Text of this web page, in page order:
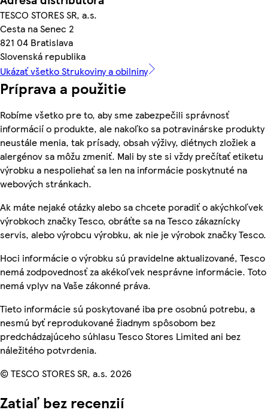
TESCO STORES SR, a.s.
Cesta na Senec 2
821 04 Bratislava
Slovenská republika
Ukázať všetko Strukoviny a obilniny
Príprava a použitie
Robíme všetko pre to, aby sme zabezpečili správnosť
informácií o produkte, ale nakoľko sa potravinárske produkty
neustále menia, tak prísady, obsah výživy, diétnych zložiek a
alergénov sa môžu zmeniť. Mali by ste si vždy prečítať etiketu
výrobku a nespoliehať sa len na informácie poskytnuté na
webových stránkach.
Ak máte nejaké otázky alebo sa chcete poradiť o akýchkoľvek
výrobkoch značky Tesco, obráťte sa na Tesco zákaznícky
servis, alebo výrobcu výrobku, ak nie je výrobok značky Tesco.
Hoci informácie o výrobku sú pravidelne aktualizované, Tesco
nemá zodpovednosť za akékoľvek nesprávne informácie. Toto
nemá vplyv na Vaše zákonné práva.
Tieto informácie sú poskytované iba pre osobnú potrebu, a
nesmú byť reprodukované žiadnym spôsobom bez
predchádzajúceho súhlasu Tesco Stores Limited ani bez
náležitého potvrdenia.
© TESCO STORES SR, a.s. 2026
Zatiaľ bez recenzií